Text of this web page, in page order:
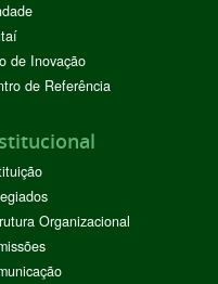
de Inovação
de Referência
Organizacional